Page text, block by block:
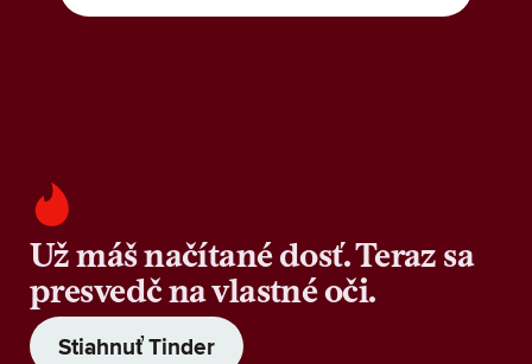
Už máš načítané dosť. Teraz sa
presvedč na vlastné oči.
Stiahnuť Tinder